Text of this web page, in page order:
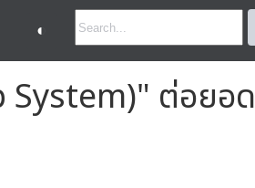
◐
System)" ต่อยอด